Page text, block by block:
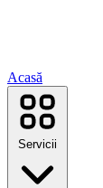
Acasă
Servicii